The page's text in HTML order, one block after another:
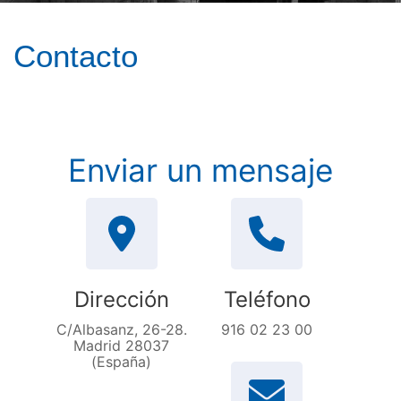
Contacto
Enviar un mensaje
Dirección
C/Albasanz, 26-28.
Madrid 28037
(España)
Teléfono
916 02 23 00